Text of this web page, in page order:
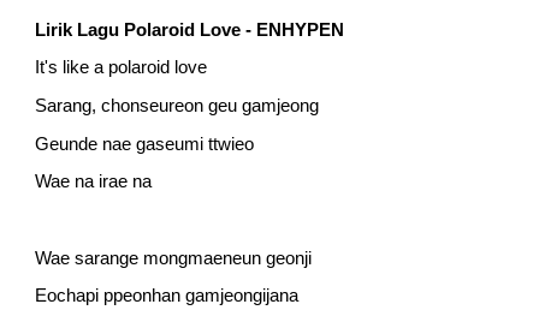
Lirik Lagu Polaroid Love - ENHYPEN
It's like a polaroid love
Sarang, chonseureon geu gamjeong
Geunde nae gaseumi ttwieo
Wae na irae na
Wae sarange mongmaeneun geonji
Eochapi ppeonhan gamjeongijana